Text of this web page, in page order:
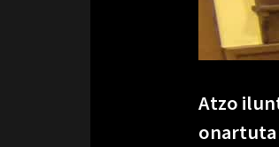
Atzo
onartuta